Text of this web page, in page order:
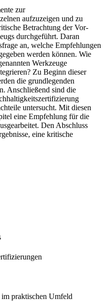
zur
aufzuzeigen und zu
Betrachtung der Vor-
durchgeführt. Daran
an, welche Empfehlungen
werden können. Wie
Werkzeuge
Zu Beginn dieser
die grundlegenden
Anschließend sind die
untersucht. Mit diesen
eine Empfehlung für die
Den Abschluss
eine kritische
praktischen Umfeld